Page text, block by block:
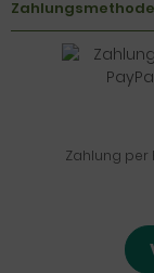
Zahlung per